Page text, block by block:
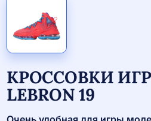
КРОССОВКИ
LEBRON 19